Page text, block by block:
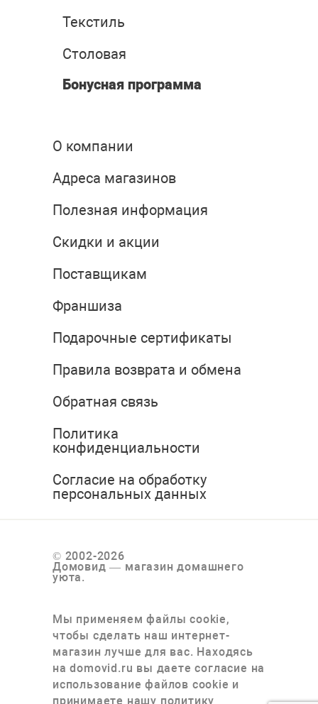
Текстиль
Столовая
Бонусная программа
О компании
Адреса магазинов
Полезная информация
Скидки и акции
Поставщикам
Франшиза
Подарочные сертификаты
Правила возврата и обмена
Обратная связь
Политика
конфиденциальности
Согласие на обработку
персональных данных
© 2002-2026
Домовид — магазин домашнего
уюта.
Мы применяем файлы cookie,
чтобы сделать наш интернет-
магазин лучше для вас. Находясь
на domovid.ru вы даете согласие на
использование файлов cookie и
принимаете нашу политику